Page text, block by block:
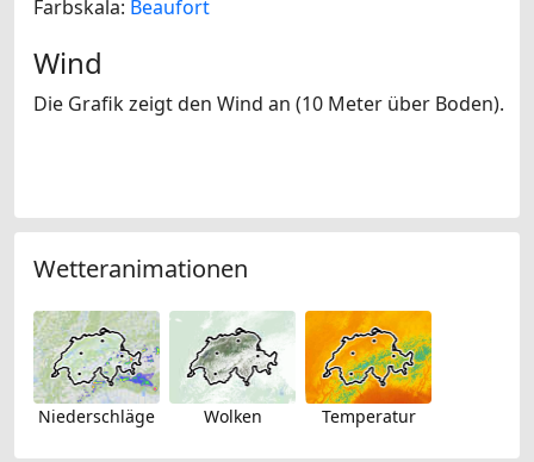
Farbskala: Beaufort
Wind
Die Grafik zeigt den Wind an (10 Meter über Boden).
Wetteranimationen
Niederschläge Wolken Temperatur